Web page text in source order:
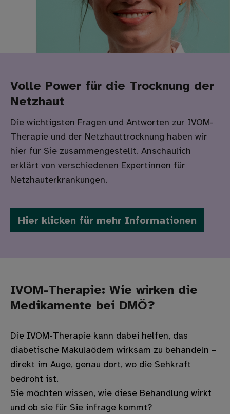
Volle Power für die Trocknung der
Netzhaut
Die wichtigsten Fragen und Antworten zur IVOM-
Therapie und der Netzhauttrocknung haben wir
hier für Sie zusammengestellt. Anschaulich
erklärt von verschiedenen Expertinnen für
Netzhauterkrankungen.
Hier klicken für mehr Informationen
IVOM-Therapie: Wie wirken die
Medikamente bei DMÖ?
Die IVOM-Therapie kann dabei helfen, das
diabetische Makulaödem wirksam zu behandeln –
direkt im Auge, genau dort, wo die Sehkraft
bedroht ist.
Sie möchten wissen, wie diese Behandlung wirkt
und ob sie für Sie infrage kommt?